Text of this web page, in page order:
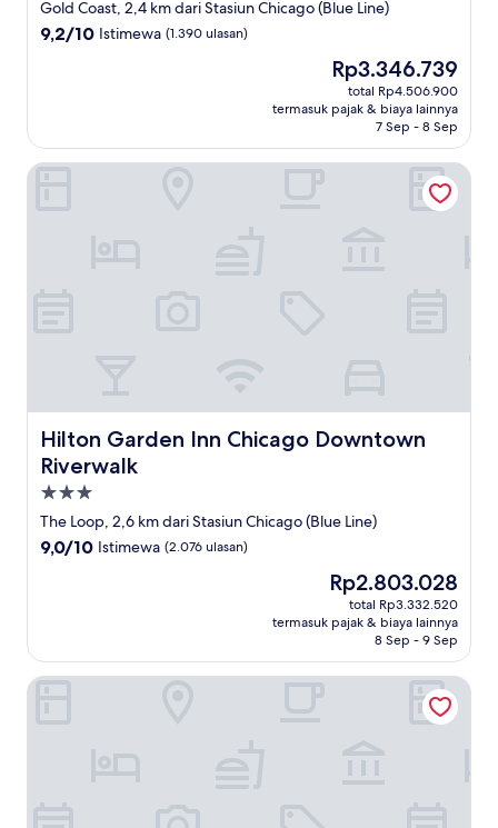
4.5
Gold Coast, 2,4 km dari Stasiun Chicago (Blue Line)
9.2
9,2/10 Istimewa (1.390 ulasan)
Harga
sekarang
Rp3.346.739
Rp3.346.739
total Rp4.506.900
termasuk pajak & biaya lainnya
7 Sep - 8 Sep
Hilton Garden Inn Chicago Downtown
Riverwalk
Hilton Garden Inn Chicago Downtown Riverwalk
Properti
bintang
3.0
The Loop, 2,6 km dari Stasiun Chicago (Blue Line)
9.0
9,0/10 Istimewa (2.076 ulasan)
Harga
sekarang
Rp2.803.028
Rp2.803.028
total Rp3.332.520
termasuk pajak & biaya lainnya
8 Sep - 9 Sep
Hilton Garden Inn Chicago Downtown Riverwalk
Hotel 55 Chicago Downtown